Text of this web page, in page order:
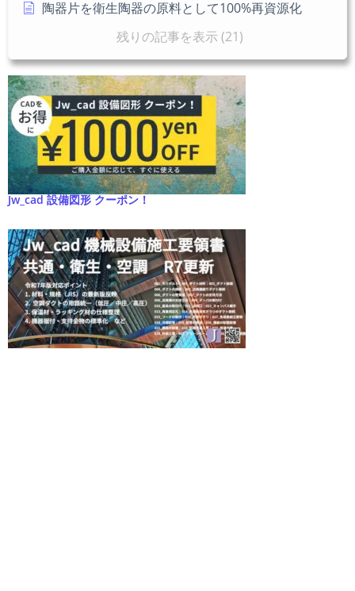
陶器片を衛生陶器の原料として100%再資源化
残りの記事を表示 (21)
Jw_cad 設備図形 クーポン！